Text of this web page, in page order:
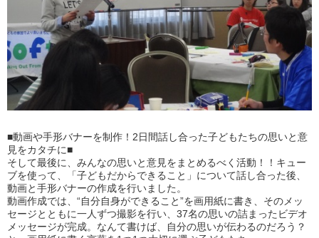
■動画や手形バナーを制作！2日間話し合った子どもたちの思いと意
見をカタチに■
そして最後に、みんなの思いと意見をまとめるべく活動！！キュー
ブを使って、「子どもだからできること」について話し合った後、
動画と手形バナーの作成を行いました。
動画作成では、“自分自身ができること”を画用紙に書き、そのメッ
セージとともに一人ずつ撮影を行い、37名の思いの詰まったビデオ
メッセージが完成。なんて書けば、自分の思いが伝わるのだろう？